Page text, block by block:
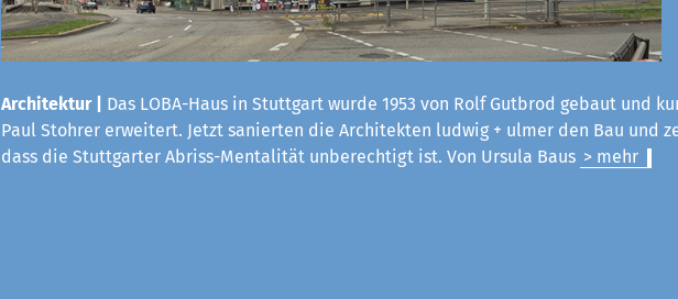
Architektur |
Das LOBA-Haus in Stuttgart wurde 1953 von Rolf Gutbrod gebaut und
Paul Stohrer erweitert. Jetzt sanierten die Architekten ludwig + ulmer den Bau und
dass die Stuttgarter Abriss-Mentalität unberechtigt ist. Von Ursula Baus > mehr